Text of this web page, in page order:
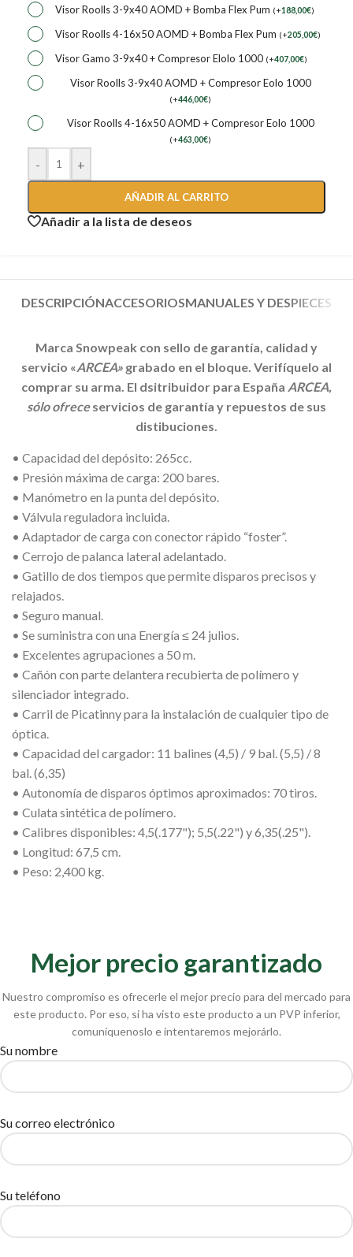
Visor Roolls 3-9x40 AOMD + Bomba Flex Pum (+188,00€)
Visor Roolls 4-16x50 AOMD + Bomba Flex Pum (+205,00€)
Visor Gamo 3-9x40 + Compresor Elolo 1000 (+407,00€)
Visor Roolls 3-9x40 AOMD + Compresor Eolo 1000
(+446,00€)
Visor Roolls 4-16x50 AOMD + Compresor Eolo 1000
(+463,00€)
- +
AÑADIR AL CARRITO
Añadir a la lista de deseos
DESCRIPCIÓNACCESORIOSMANUALES Y DESPIECES
Marca Snowpeak con sello de garantía, calidad y
servicio «ARCEA» grabado en el bloque. Verifíquelo al
comprar su arma. El dsitribuidor para España ARCEA,
sólo ofreceservicios de garantía y repuestos de sus
distibuciones.
• Capacidad del depósito: 265cc.
• Presión máxima de carga: 200 bares.
• Manómetro en la punta del depósito.
• Válvula reguladora incluida.
• Adaptador de carga con conector rápido “foster”.
• Cerrojo de palanca lateral adelantado.
• Gatillo de dos tiempos que permite disparos precisos y
relajados.
• Seguro manual.
• Se suministra con una Energía ≤ 24 julios.
• Excelentes agrupaciones a 50 m.
• Cañón con parte delantera recubierta de polímero y
silenciador integrado.
• Carril de Picatinny para la instalación de cualquier tipo de
óptica.
• Capacidad del cargador: 11 balines (4,5) / 9 bal. (5,5) / 8
bal. (6,35)
• Autonomía de disparos óptimos aproximados: 70 tiros.
• Culata sintética de polímero.
• Calibres disponibles: 4,5(.177"); 5,5(.22") y 6,35(.25").
• Longitud: 67,5 cm.
• Peso: 2,400 kg.
Mejor precio garantizado
Nuestro compromiso es ofrecerle el mejor precio para del mercado para
este producto. Por eso, si ha visto este producto a un PVP inferior,
comuníquenoslo e intentaremos mejorárlo.
Su nombre
Su correo electrónico
Su teléfono